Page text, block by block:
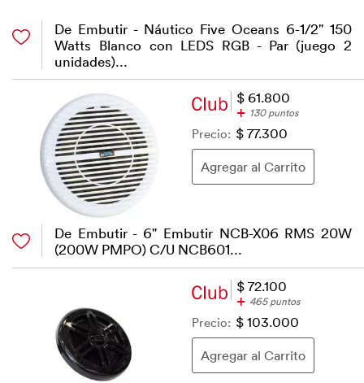
De Embutir - Náutico Five Oceans 6-1/2" 150
Watts Blanco con LEDS RGB - Par (juego 2
unidades)...
$ 61.800
+ 130 puntos
Precio: $ 77.300
De Embutir - 6" Embutir NCB-X06 RMS 20W
(200W PMPO) C/U NCB601...
$ 72.100
+ 465 puntos
Precio: $ 103.000